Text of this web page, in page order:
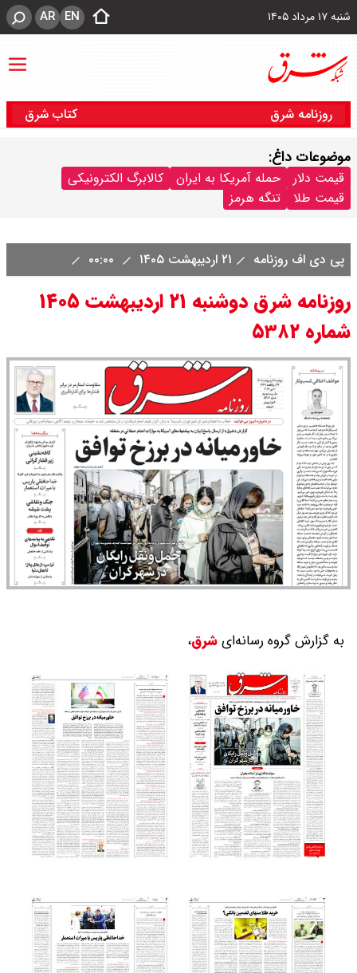
شنبه ۱۷ مرداد ۱۴۰۵ EN
AR
روزنامه شرق کتاب شرق
موضوعات داغ:
قیمت دلار حمله آمریکا به ایران
کالابرگ الکترونیکی
قیمت طلا
تنگه هرمز
پی دی اف روزنامه ۲۱ اردیبهشت ۱۴۰۵
روزنامه شرق دوشنبه ۲۱ اردیبهشت ۱۴۰۵
شماره ۵۳۸۲
به گزارش گروه رسانه‌ایشرق،